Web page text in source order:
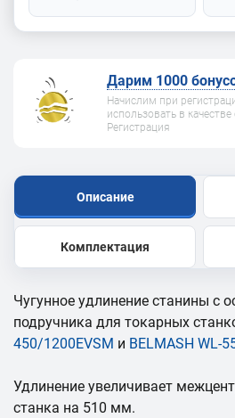
Дарим 1000
Начислим при
использовать в качестве
Регистрация
Описание
Комплектация
Чугунное удлинение станины с
подручника для токарных
450/1200EVSM и BELMASH WL-
Удлинение увеличивает
станка на 510 мм.